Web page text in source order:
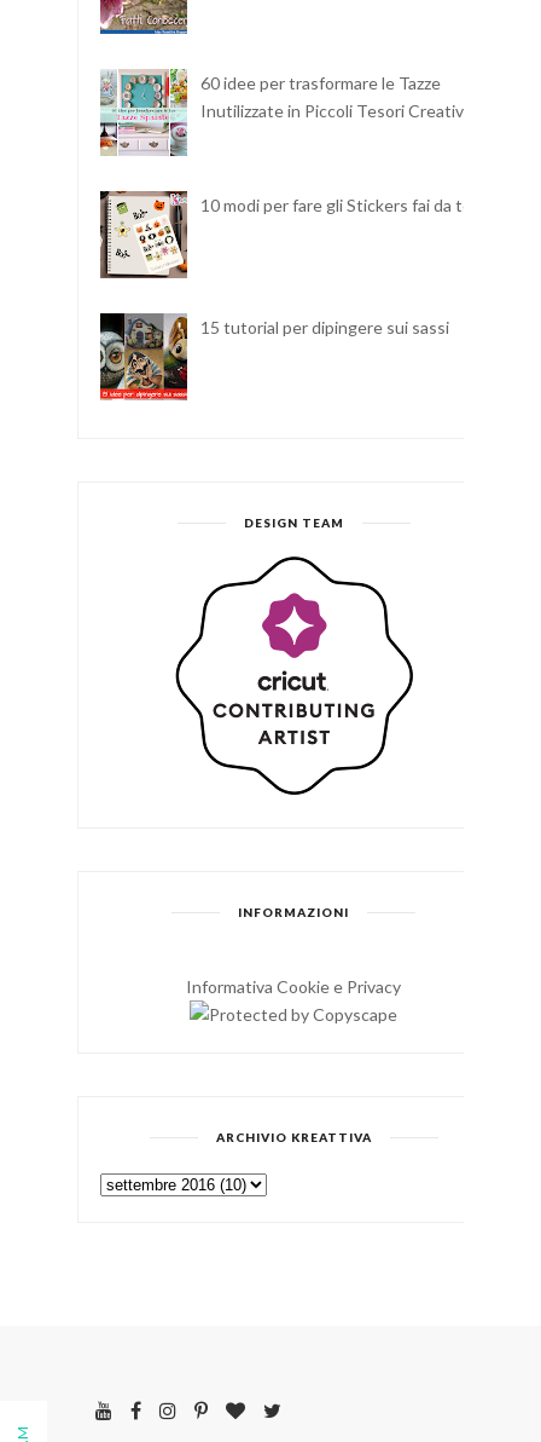
60 idee per trasformare le Tazze
Inutilizzate in Piccoli Tesori Creativi
10 modi per fare gli Stickers fai da te
15 tutorial per dipingere sui sassi
DESIGN TEAM
INFORMAZIONI
Informativa Cookie e Privacy
ARCHIVIO KREATTIVA